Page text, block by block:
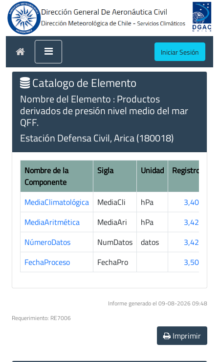
Iniciar Sesión
Catalogo de Elemento
Nombre del Elemento : Productos
derivados de presión nivel medio del mar
QFF.
Estación Defensa Civil, Arica (180018)
Nombre de la
Componente
Sigla Unidad Registros
MediaClimatológica MediaCli hPa
3,407
MediaAritmética
MediaAri hPa
3,420
NúmeroDatos
NumDatos datos
3,420
FechaProceso
FechaPro 3,507
Informe generado el 09-08-2026 09:48
Requerimiento: RE7006
Imprimir